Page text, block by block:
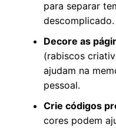
para separar
descomplicado.
Decore as
(rabiscos
ajudam na
pessoal.
Crie códigos
cores podem